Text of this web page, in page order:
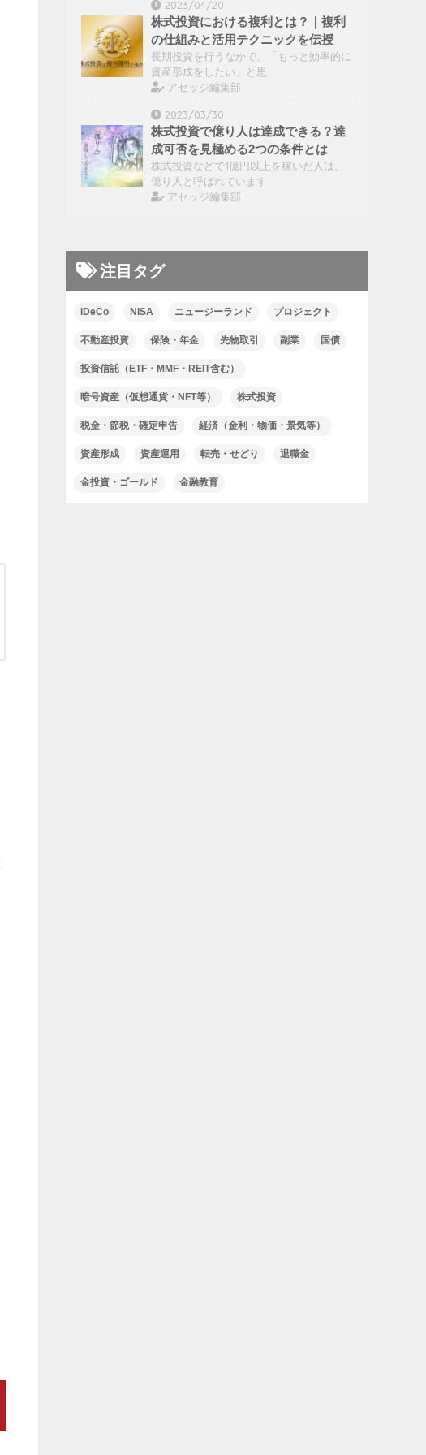
2023/04/20
株式投資における複利とは？｜複利
の仕組みと活用テクニックを伝授
長期投資を行うなかで、「もっと効率的に
資産形成をしたい」と思
アセッジ編集部
2023/03/30
株式投資で億り人は達成できる？達
成可否を見極める2つの条件とは
株式投資などで1億円以上を稼いだ人は、
億り人と呼ばれています
アセッジ編集部
注目タグ
iDeCo NISA ニュージーランド プロジェクト
不動産投資 保険・年金 先物取引 副業 国債
投資信託（ETF・MMF・REIT含む）
暗号資産（仮想通貨・NFT等） 株式投資
税金・節税・確定申告 経済（金利・物価・景気等）
資産形成 資産運用 転売・せどり 退職金
金投資・ゴールド 金融教育